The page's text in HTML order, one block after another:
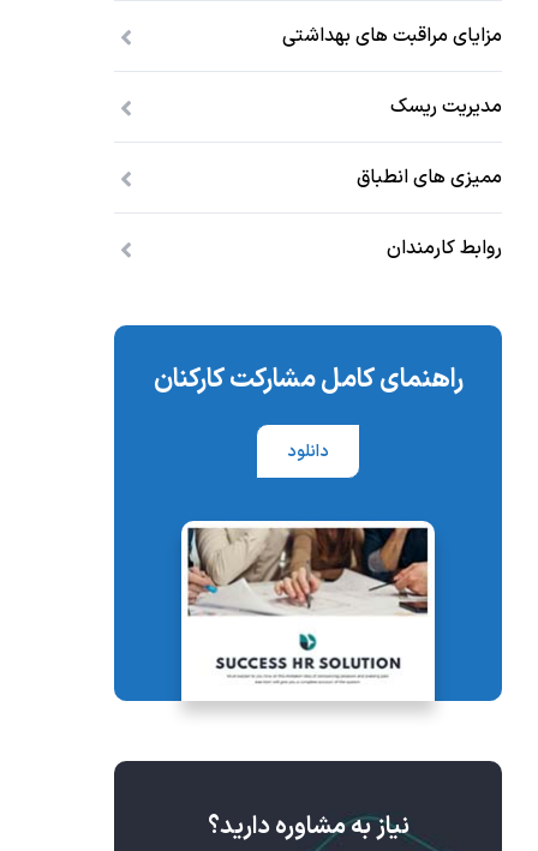
مزایای مراقبت های بهداشتی
مدیریت ریسک
ممیزی های انطباق
روابط کارمندان
راهنمای کامل مشارکت کارکنان
دانلود
نیاز به مشاوره دارید؟